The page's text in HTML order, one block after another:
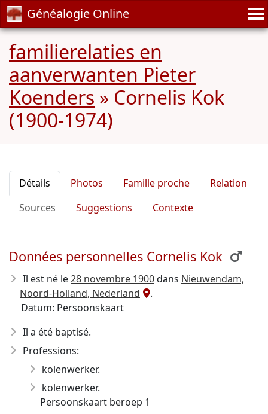
Généalogie Online
familierelaties en
aanverwanten Pieter
Koenders » Cornelis Kok
(1900-1974)
Détails Photos Famille proche
Relation
Sources
Suggestions Contexte
Données personnelles Cornelis Kok
Il est né le28 novembre 1900dans Nieuwendam,
Noord-Holland, Nederland
.
Datum: Persoonskaart
Il a été baptisé.
Professions:
kolenwerker.
kolenwerker.
Persoonskaart beroep 1